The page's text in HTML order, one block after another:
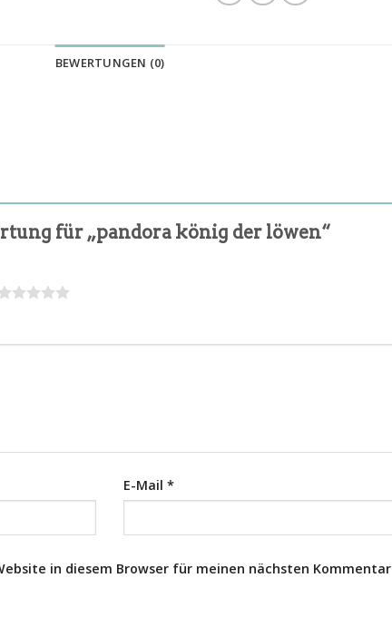
BEWERTUNGEN (0)
für „pandora könig der löwen“
E-Mail*
in diesem Browser für meinen nächsten Kommentar